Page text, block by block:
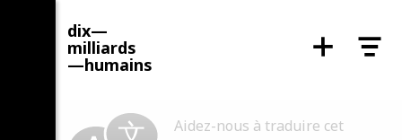
ttnilo
mioaiards
—–umails人
Aidez-nous à traduire cet